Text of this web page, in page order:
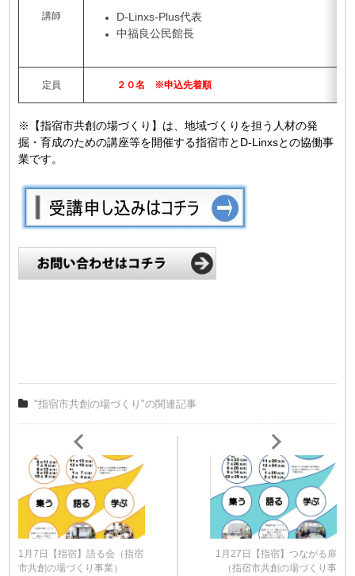
講師
D-Linxs-Plus代表
中福良公民館長
定員 ２０名 ※申込先着順
※【指宿市共創の場づくり】は、地域づくりを担う人材の発
掘・育成のための講座等を開催する指宿市とD-Linxsとの協働事
業です。
"指宿市共創の場づくり"の関連記事
1月7日【指宿】語る会（指宿
市共創の場づくり事業）
1月27日【指宿】つながる扉
（指宿市共創の場づくり事